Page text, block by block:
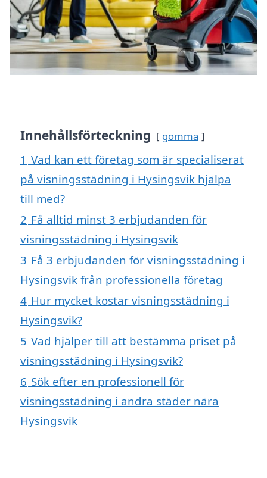
Innehållsförteckning gömma
1 Vad kan ett företag som är specialiserat
på visningsstädning i Hysingsvik hjälpa
till med?
2 Få alltid minst 3 erbjudanden för
visningsstädning i Hysingsvik
3 Få 3 erbjudanden för visningsstädning i
Hysingsvik från professionella företag
4 Hur mycket kostar visningsstädning i
Hysingsvik?
5 Vad hjälper till att bestämma priset på
visningsstädning i Hysingsvik?
6 Sök efter en professionell för
visningsstädning i andra städer nära
Hysingsvik